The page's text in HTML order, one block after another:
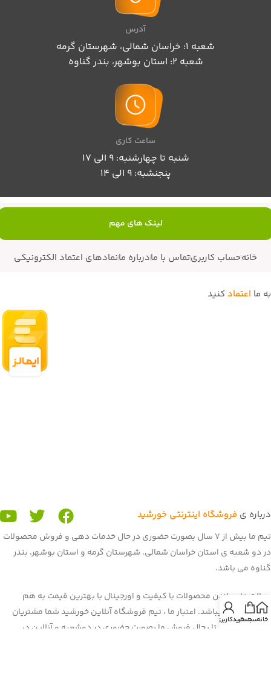
آدرس
شعبه 1: خراسان شمالی، شهرستان گرمه
شعبه 2: استان بوشهر، بندر گناوه
ساعت کاری
شنبه تا چهارشنبه: 9 الی 17
پنجنشبه: 9 الی 14
لینک های مهم
خانهحساب کاربریتماس با مادرباره مانمادهای اعتماد الکترونیکی
درباره ی فروشگاه اینترنتی خورشید
تیم ما بیش از 7 سال بصورت حضوری در حال خدمات دهی و فروش محصولات
در دو شعبه ی استان خراسان شمالی، شهرستان گرمه و استان بوشهر، بندر
گناوه می باشد.
رسالت ما رساندن محصولات با کیفیت و اورجینال با بهترین قیمت به هم
میهنان عزیز میباشد. اعتبار ما ، تیم فروشگاه آنلاین خورشید شما مشتریان
عزیز می باشید. تا بحال فروش ما بصورت حضوری در دوشعبه و آنلاین در
به ما اعتماد کنید
خانهسبد خرید
حساب کاربری من